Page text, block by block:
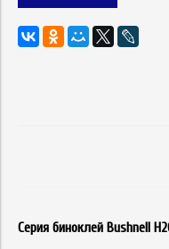
Серия биноклей Bushnell